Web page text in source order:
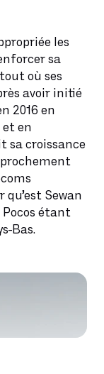
les
sa
où ses
avoir initié
2016 en
et en
sa croissance
qu’est Sewan
Pocos étant
Bas.